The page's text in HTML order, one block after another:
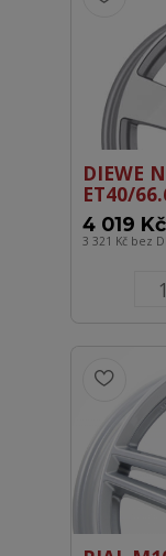
DIEWE
ET40/
4 019 Kč
3 321 Kč bez